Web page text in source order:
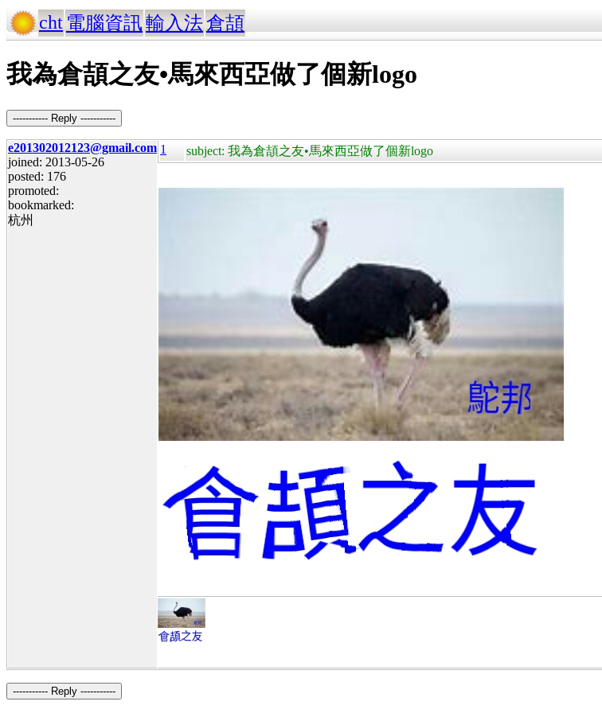
cht 電腦資訊輸入法倉頡
我為倉頡之友•馬來西亞做了個新logo
----------- Reply -----------
e201302012123@gmail.com
joined: 2013-05-26
posted: 176
promoted:
bookmarked:
杭州
1 subject: 我為倉頡之友•馬來西亞做了個新logo
----------- Reply -----------